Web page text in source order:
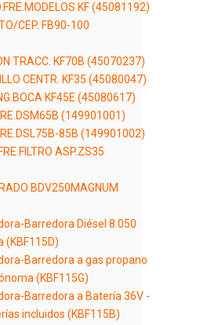
KF (45081192)
CEP. FB90-100
TRACC. KF70B (45070237)
CENTR. KF35 (45080047)
KF45E (45080617)
(149901001)
85B (149901002)
ASP.ZS35
BDV250MAGNUM
Barredora Diésel 8.050
Barredora a gas propano
(KBF115G)
Barredora a Batería 36V -
incluidos (KBF115B)